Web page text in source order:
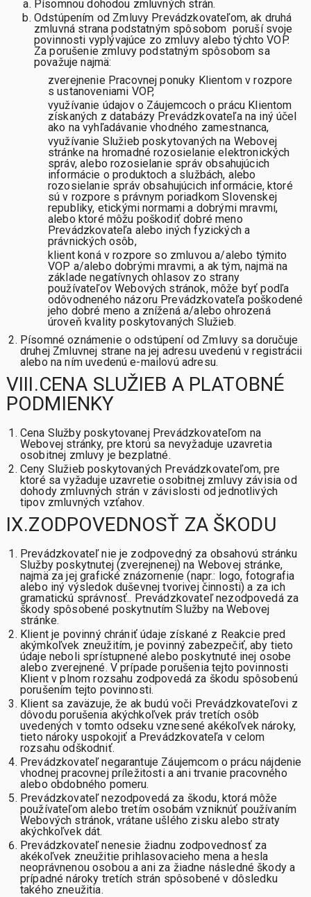
Písomnou dohodou zmluvných strán.
Odstúpením od Zmluvy Prevádzkovateľom, ak druhá
zmluvná strana podstatným spôsobom poruší svoje
povinnosti vyplývajúce zo zmluvy alebo týchto VOP.
Za porušenie zmluvy podstatným spôsobom sa
považuje najmä:
zverejnenie Pracovnej ponuky Klientom v rozpore
s ustanoveniami VOP,
využívanie údajov o Záujemcoch o prácu Klientom
získaných z databázy Prevádzkovateľa na iný účel
ako na vyhľadávanie vhodného zamestnanca,
využívanie Služieb poskytovaných na Webovej
stránke na hromadné rozosielanie elektronických
správ, alebo rozosielanie správ obsahujúcich
informácie o produktoch a službách, alebo
rozosielanie správ obsahujúcich informácie, ktoré
sú v rozpore s právnym poriadkom Slovenskej
republiky, etickými normami a dobrými mravmi,
alebo ktoré môžu poškodiť dobré meno
Prevádzkovateľa alebo iných fyzických a
právnických osôb,
klient koná v rozpore so zmluvou a/alebo týmito
VOP a/alebo dobrými mravmi, a ak tým, najmä na
základe negatívnych ohlasov zo strany
používateľov Webových stránok, môže byť podľa
odôvodneného názoru Prevádzkovateľa poškodené
jeho dobré meno a znížená a/alebo ohrozená
úroveň kvality poskytovaných Služieb.
Písomné oznámenie o odstúpení od Zmluvy sa doručuje
druhej Zmluvnej strane na jej adresu uvedenú v registrácii
alebo na ním uvedenú e-mailovú adresu.
VIII.CENA SLUŽIEB A PLATOBNÉ
PODMIENKY
Cena Služby poskytovanej Prevádzkovateľom na
Webovej stránky, pre ktorú sa nevyžaduje uzavretia
osobitnej zmluvy je bezplatné.
Ceny Služieb poskytovaných Prevádzkovateľom, pre
ktoré sa vyžaduje uzavretie osobitnej zmluvy závisia od
dohody zmluvných strán v závislosti od jednotlivých
tipov zmluvných vzťahov.
IX.ZODPOVEDNOSŤ ZA ŠKODU
Prevádzkovateľ nie je zodpovedný za obsahovú stránku
Služby poskytnutej (zverejnenej) na Webovej stránke,
najmä za jej grafické znázornenie (napr.: logo, fotografia
alebo iný výsledok duševnej tvorivej činnosti) a za ich
gramatickú správnosť.. Prevádzkovateľ nezodpovedá za
škody spôsobené poskytnutím Služby na Webovej
stránke.
Klient je povinný chrániť údaje získané z Reakcie pred
akýmkoľvek zneužitím, je povinný zabezpečiť, aby tieto
údaje neboli sprístupnené alebo poskytnuté inej osobe
alebo zverejnené. V prípade porušenia tejto povinnosti
Klient v plnom rozsahu zodpovedá za škodu spôsobenú
porušením tejto povinnosti.
Klient sa zaväzuje, že ak budú voči Prevádzkovateľovi z
dôvodu porušenia akýchkoľvek práv tretích osôb
uvedených v tomto odseku vznesené akékoľvek nároky,
tieto nároky uspokojiť a Prevádzkovateľa v celom
rozsahu odškodniť.
Prevádzkovateľ negarantuje Záujemcom o prácu nájdenie
vhodnej pracovnej príležitosti a ani trvanie pracovného
alebo obdobného pomeru.
Prevádzkovateľ nezodpovedá za škodu, ktorá môže
používateľom alebo tretím osobám vzniknúť používaním
Webových stránok, vrátane ušlého zisku alebo straty
akýchkoľvek dát.
Prevádzkovateľ nenesie žiadnu zodpovednosť za
akékoľvek zneužitie prihlasovacieho mena a hesla
neoprávnenou osobou a ani za žiadne následné škody a
prípadné nároky tretích strán spôsobené v dôsledku
takého zneužitia.